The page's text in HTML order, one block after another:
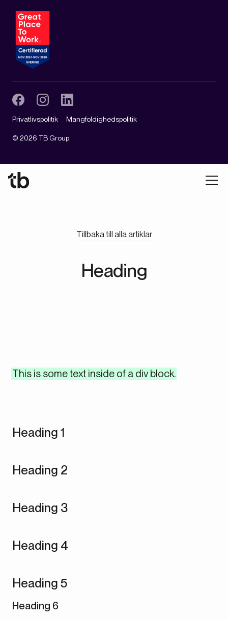
© 2026 TB Group
Privatlivspolitik Mangfoldighedspolitik
Tillbaka till alla artiklar
Heading
This is some text inside of a div block.
Heading 1
Heading 2
Heading 3
Heading 4
Heading 5
Heading 6